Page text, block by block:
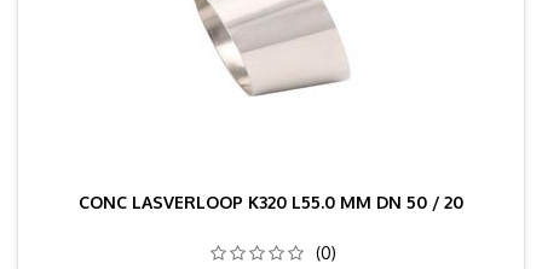
CONC LASVERLOOP K320 L55.0 MM DN 50 / 20
(0)